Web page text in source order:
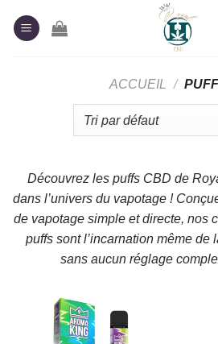
ACCUEIL /
Découvrez les puffs CBD de
dans l’univers du vapotage !
de vapotage simple et directe, nos
puffs sont l’incarnation même de
sans aucun réglage